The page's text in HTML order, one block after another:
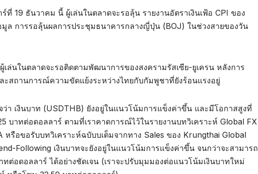
ที่ 19 ธันวาคม นี้ ผู้เล่นในตลาดจะรอลุ้น รายงานอัตราเงินเฟ้อ CPI ของ
ล การรอลุ้นผลการประชุมธนาคารกลางญี่ปุ่น (BOJ) ในช่วงสายของวัน
เล่นในตลาดจะรอติดตามพัฒนาการของสงครามรัสเซีย-ยูเครน หลังการ
สถานการณ์ความขัดแย้งระหว่างไทยกับกัมพูชาที่ยังร้อนแรงอยู่
า เงินบาท (USDTHB) ยังอยู่ในแนวโน้มการแข็งค่าขึ้น และมีโอกาสสูงที่
บาทต่อดอลลาร์ ตามที่เราคาดการณ์ไว้ในรายงานบทวิเคราะห์ Global FX
หรือขอรับบทวิเคราะห์ฉบับบเต็มจากทาง Sales ของ Krungthai Global
Following เงินบาทจะยังอยู่ในแนวโน้มการแข็งค่าขึ้น จนกว่าจะสามารถ
อดอลลาร์ ได้อย่างชัดเจน (เราจะปรับมุมมองต่อแนวโน้มเงินบาทใหม่